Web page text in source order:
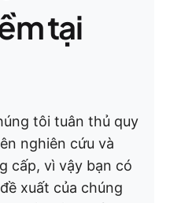
tại
tôi tuân thủ quy
nghiên cứu và
cấp, vì vậy bạn có
xuất của chúng